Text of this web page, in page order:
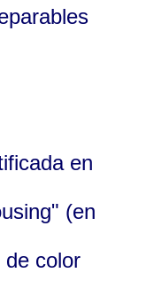
en
(en
color